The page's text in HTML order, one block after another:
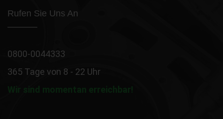
Rufen Sie Uns An
0800-0044333
365 Tage von 8 - 22 Uhr
Wir sind momentan erreichbar!